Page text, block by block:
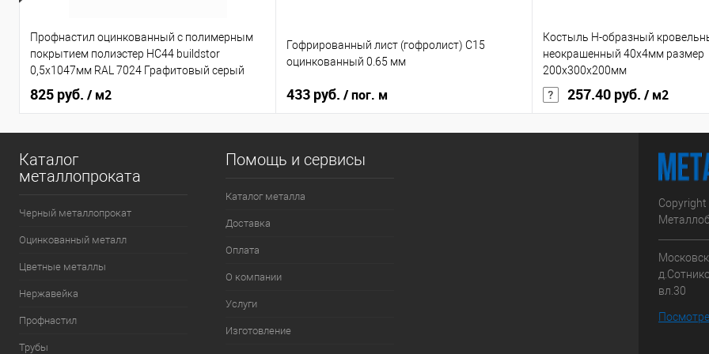
Профнастил оцинкованный с полимерным
покрытием полиэстер НС44 buildstor
0,5х1047мм RAL 7024 Графитовый серый
825 руб. / м2
Гофрированный лист (гофролист) С15
оцинкованный 0.65 мм
433 руб. / пог. м
Костыль H-образный
неокрашенный 40х4мм размер
200x300х200мм
257.40 руб. / м2
Каталог
металлопроката
Черный металлопрокат
Оцинкованный металл
Цветные металлы
Нержавейка
Профнастил
Трубы
Помощь и сервисы
Каталог металла
Доставка
Оплата
О компании
Услуги
Изготовление
вл.30